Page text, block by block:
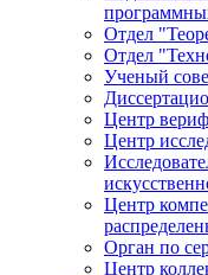
Отдел
Отдел
Ученый
Центр
Центр
Центр
Орган по
Центр